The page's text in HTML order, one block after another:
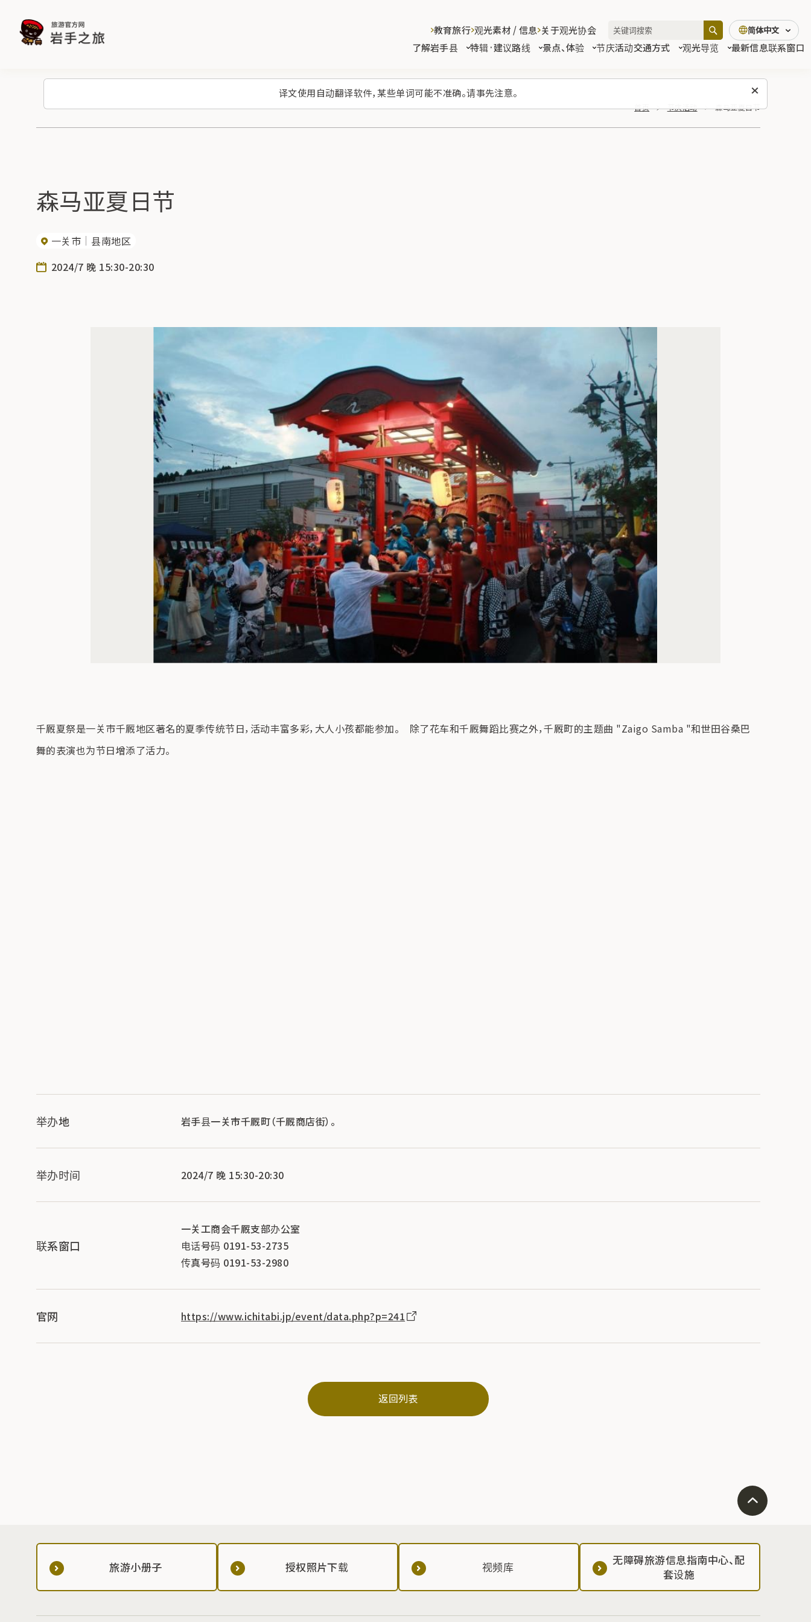
译文使用自动翻译软件，某些单词可能不准确。请事先注意。
了解岩手县 特辑·建议路线 景点、体验 节庆活动交通方式 观光导览 最新信息联系窗口
教育旅行 观光素材 / 信息 关于观光协会 简体中文
首页 节庆活动 森马亚夏日节
森马亚夏日节
一关市
县南地区
2024/7 晚 15:30-20:30
千厩夏祭是一关市千厩地区著名的夏季传统节日，活动丰富多彩，大人小孩都能参加。 除了花车和千厩舞蹈比赛之外，千厩町的主题曲 "Zaigo Samba "和世田谷桑巴
舞的表演也为节日增添了活力。
举办地 岩手县一关市千厩町（千厩商店街）。
举办时间 2024/7 晚 15:30-20:30
联系窗口
一关工商会千厩支部办公室
电话号码 0191-53-2735
传真号码 0191-53-2980
官网 https://www.ichitabi.jp/event/data.php?p=241
返回列表
旅游小册子 授权照片下载 视频库
无障碍旅游信息指南中心、配
套设施